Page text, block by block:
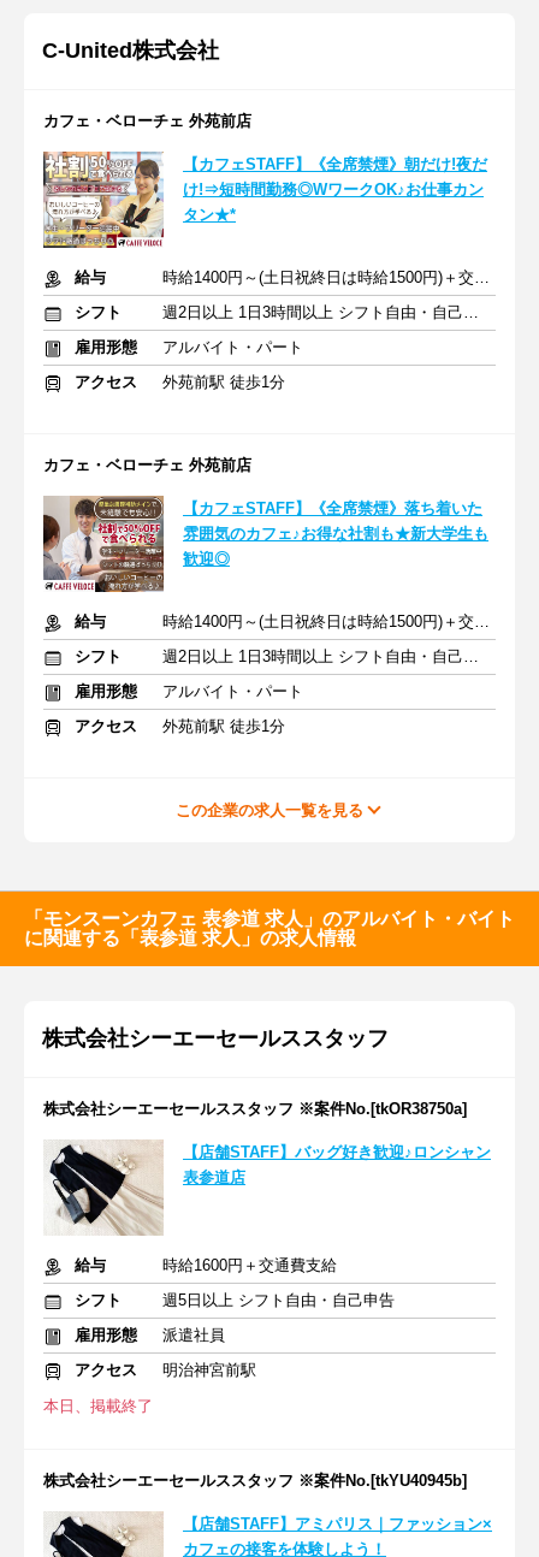
C‐United株式会社
カフェ・ベローチェ 外苑前店
【カフェSTAFF】《全席禁煙》朝だけ!夜だ
け!⇒短時間勤務◎WワークOK♪お仕事カン
タン★*
給与
時給1400円～(土日祝終日は時給1500円)＋交通費
シフト
週2日以上 1日3時間以上 シフト自由・自己申告
雇用形態
アルバイト・パート
アクセス
外苑前駅 徒歩1分
カフェ・ベローチェ 外苑前店
【カフェSTAFF】《全席禁煙》落ち着いた
雰囲気のカフェ♪お得な社割も★新大学生も
歓迎◎
給与
時給1400円～(土日祝終日は時給1500円)＋交通費
シフト
週2日以上 1日3時間以上 シフト自由・自己申告
雇用形態
アルバイト・パート
アクセス
外苑前駅 徒歩1分
この企業の求人一覧を見る
「モンスーンカフェ 表参道 求人」のアルバイト・バイト
に関連する「表参道 求人」の求人情報
株式会社シーエーセールススタッフ
株式会社シーエーセールススタッフ ※案件No.[tkOR38750a]
【店舗STAFF】バッグ好き歓迎♪ロンシャン
表参道店
給与
時給1600円＋交通費支給
シフト
週5日以上 シフト自由・自己申告
雇用形態
派遣社員
アクセス
明治神宮前駅
本日、掲載終了
株式会社シーエーセールススタッフ ※案件No.[tkYU40945b]
【店舗STAFF】アミパリス｜ファッション×
カフェの接客を体験しよう！